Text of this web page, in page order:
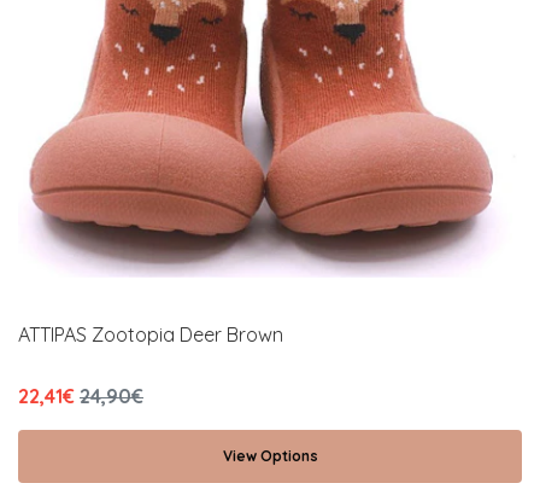
ATTIPAS Zootopia Deer Brown
22,41€ 24,90€
View Options